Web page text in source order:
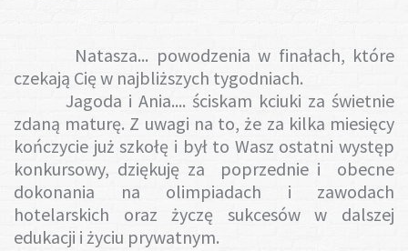
Natasza... powodzenia w finałach, które
czekają Cię w najbliższych tygodniach.
Jagoda i Ania.... ściskam kciuki za świetnie
zdaną maturę. Z uwagi na to, że za kilka miesięcy
kończycie już szkołę i był to Wasz ostatni występ
konkursowy, dziękuję za poprzednie i obecne
dokonania na olimpiadach i zawodach
hotelarskich oraz życzę sukcesów w dalszej
edukacji i życiu prywatnym.